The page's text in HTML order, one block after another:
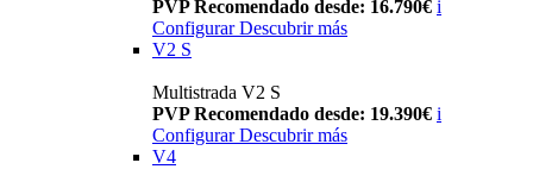
PVP Recomendado desde: 16.790€ i
Configurar Descubrir más
V2 S
Multistrada V2 S
PVP Recomendado desde: 19.390€ i
Configurar Descubrir más
V4